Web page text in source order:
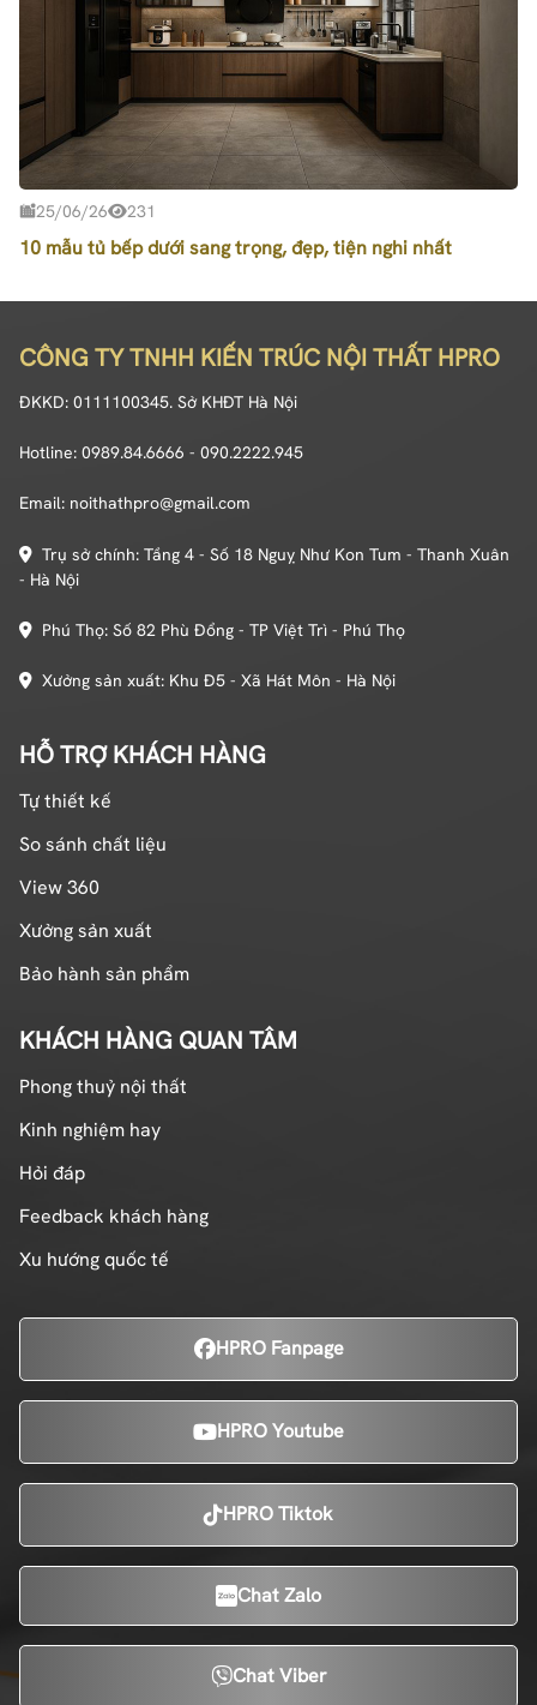
25/06/26 231
10 mẫu tủ bếp dưới sang trọng, đẹp, tiện nghi nhất
CÔNG TY TNHH KIẾN TRÚC NỘI THẤT HPRO
ĐKKD: 0111100345. Sở KHĐT Hà Nội
Hotline: 0989.84.6666 - 090.2222.945
Email: noithathpro@gmail.com
Trụ sở chính: Tầng 4 - Số 18 Nguỵ Như Kon Tum - Thanh Xuân
- Hà Nội
Phú Thọ: Số 82 Phù Đổng - TP Việt Trì - Phú Thọ
Xưởng sản xuất: Khu Đ5 - Xã Hát Môn - Hà Nội
HỖ TRỢ KHÁCH HÀNG
Tự thiết kế
So sánh chất liệu
View 360
Xưởng sản xuất
Bảo hành sản phẩm
KHÁCH HÀNG QUAN TÂM
Phong thuỷ nội thất
Kinh nghiệm hay
Hỏi đáp
Feedback khách hàng
Xu hướng quốc tế
HPRO Fanpage
HPRO Youtube
HPRO Tiktok
Chat Zalo
Chat Viber